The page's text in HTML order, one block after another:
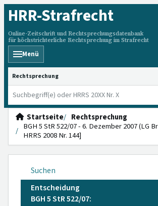
HRR-Strafrecht
Online-Zeitschrift und Rechtsprechungsdatenbank
für höchstrichterliche Rechtsprechung im Strafrecht
Menü
HRRS durchsuchen
Startseite
Rechtsprechung
BGH 5 StR 522/07 - 6. Dezember 2007 (LG
HRRS 2008 Nr. 144]
Suchen
Entscheidung
BGH 5 StR 522/07: